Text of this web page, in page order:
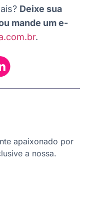
Deixe sua
mande um e-
.
apaixonado por
a nossa.